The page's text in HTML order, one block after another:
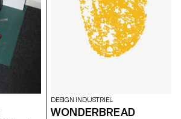
DESIGN INDUSTRIEL
WONDERBREAD